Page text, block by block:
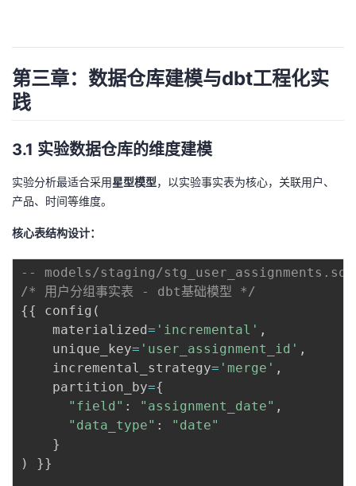
第三章：数据仓库建模与dbt工程化实
践
3.1 实验数据仓库的维度建模
实验分析最适合采用星型模型，以实验事实表为核心，关联用户、
产品、时间等维度。
核心表结构设计：
-- models/staging/stg_user_assignments.sql
/* 用户分组事实表 - dbt基础模型 */
{{ config (
    materialized
= 'incremental' ,
    unique_key
= 'user_assignment_id' ,
    incremental_strategy
= 'merge' ,
    partition_by
={
"field" : "assignment_date" ,
"data_type" :
"date"
)
}}